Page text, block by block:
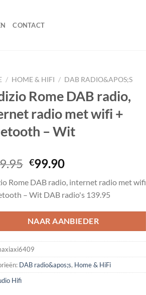
CONTACT
/ HOME & HIFI / DAB RADIO&APOS;S
Rome DAB radio,
radio met wifi +
– Wit
Oorspronkelijke
was:
€139.95.
€99.90Huidige
is:
€99.90.
Rome DAB radio, internet radio met wifi
– Wit DAB radio's 139.95
NAAR AANBIEDER
DAB radio&apos;s, Home & HiFi
Hifi